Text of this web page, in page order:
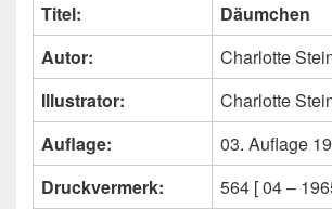
Titel:
Däumchen
Autor:
Charlotte
Illustrator:
Charlotte
Auflage:
03. Auflage
Druckvermerk:
564 [ 04 –